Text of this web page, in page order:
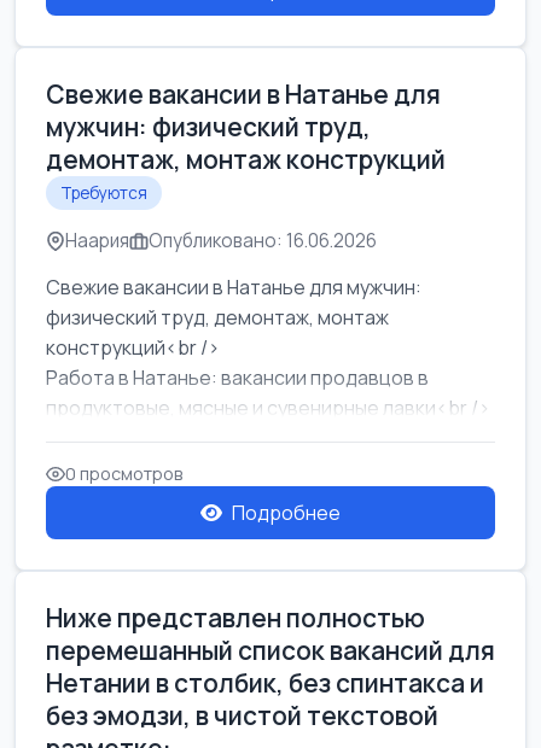
Свежие вакансии в Натанье для
мужчин: физический труд,
демонтаж, монтаж конструкций
Требуются
Наария Опубликовано: 16.06.2026
Свежие вакансии в Натанье для мужчин:
физический труд, демонтаж, монтаж
конструкций<br />
Работа в Натанье: вакансии продавцов в
продуктовые, мясные и сувенирные лавки<br />
Разнорабочий на сборку м...
0 просмотров
Подробнее
Ниже представлен полностью
перемешанный список вакансий для
Нетании в столбик, без спинтакса и
без эмодзи, в чистой текстовой